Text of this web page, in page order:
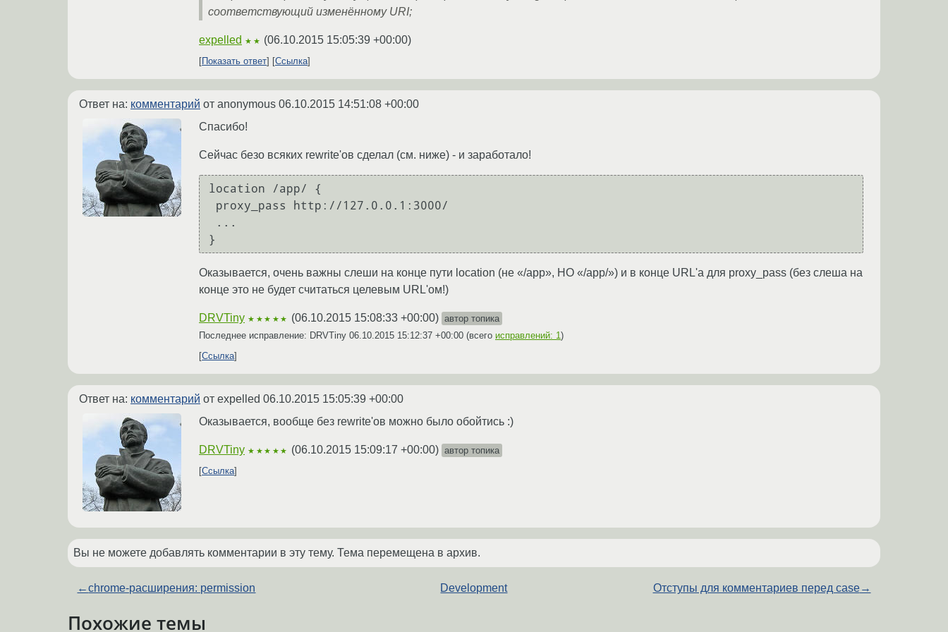
соответствующий изменённому URI;
expelled ★★ (06.10.2015 15:05:39 +00:00)
Показать ответ Ссылка
Ответ на: комментарий от anonymous 06.10.2015 14:51:08 +00:00
Спасибо!
Сейчас безо всяких rewrite'ов сделал (см. ниже) - и заработало!
location /app/ {
Оказывается, очень важны слеши на конце пути location (не «/app», НО «/app/») и в конце URL'а для proxy_pass (без слеша на
конце это не будет считаться целевым URL'ом!)
DRVTiny ★★★★★ (06.10.2015 15:08:33 +00:00) автор топика
Последнее исправление: DRVTiny 06.10.2015 15:12:37 +00:00 (всего исправлений: 1)
Ссылка
Ответ на: комментарий от expelled 06.10.2015 15:05:39 +00:00
Оказывается, вообще без rewrite'ов можно было обойтись :)
DRVTiny ★★★★★ (06.10.2015 15:09:17 +00:00) автор топика
Ссылка
Вы не можете добавлять комментарии в эту тему. Тема перемещена в архив.
←chrome-расширения: permission Development Отступы для комментариев перед case→
Похожие темы